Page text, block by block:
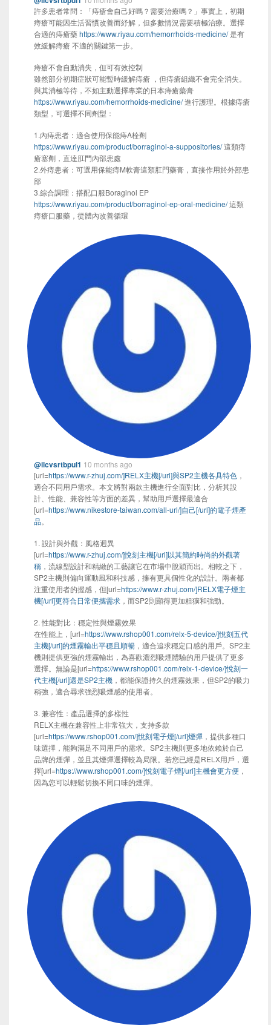
許多患者常問：「痔瘡會自己好嗎？需要治療嗎？」事實上，初期
痔瘡可能因生活習慣改善而紓解，但多數情況需要積極治療。選擇
合適的痔瘡藥https://www.riyau.com/hemorrhoids-medicine/是有
效緩解痔瘡 不適的關鍵第一步。
痔瘡不會自動消失，但可有效控制
雖然部分初期症狀可能暫時緩解痔瘡 ，但痔瘡組織不會完全消失。
與其消極等待，不如主動選擇專業的日本痔瘡藥膏
https://www.riyau.com/hemorrhoids-medicine/進行護理。根據痔瘡
類型，可選擇不同劑型：
1.內痔患者：適合使用保能痔A栓劑
https://www.riyau.com/product/borraginol-a-suppositories/這類痔
瘡塞劑，直達肛門內部患處
2.外痔患者：可選用保能痔M軟膏這類肛門藥膏，直接作用於外部患
部
3.綜合調理：搭配口服Boraginol EP
https://www.riyau.com/product/borraginol-ep-oral-medicine/這類
痔瘡口服藥，從體內改善循環
@ilcvsrtbpul1 10 months ago
[url=https://www.r-zhuj.com/]RELX主機[/url]與SP2主機各具特色 ，
適合不同用戶需求。本文將對兩款主機進行全面對比，分析其設
計、性能、兼容性等方面的差異，幫助用戶選擇最適合
[url=https://www.nikestore-taiwan.com/all-url/]自己[/url]的電子煙產
品。
1. 設計與外觀：風格迥異
[url=https://www.r-zhuj.com/]悅刻主機[/url]以其簡約時尚的外觀著
稱 ，流線型設計和精緻的工藝讓它在市場中脫穎而出。相較之下，
SP2主機則偏向運動風和科技感，擁有更具個性化的設計。兩者都
注重使用者的握感，但[url=https://www.r-zhuj.com/]RELX電子煙主
機[/url]更符合日常便攜需求 ，而SP2則顯得更加粗獷和強勁。
2. 性能對比：穩定性與煙霧效果
在性能上，[url=https://www.rshop001.com/relx-5-device/]悅刻五代
主機[/url]的煙霧輸出平穩且順暢 ，適合追求穩定口感的用戶。SP2主
機則提供更強的煙霧輸出，為喜歡濃烈吸煙體驗的用戶提供了更多
選擇。無論是[url=https://www.rshop001.com/relx-1-device/]悅刻一
代主機[/url]還是SP2主機 ，都能保證持久的煙霧效果，但SP2的吸力
稍強，適合尋求強烈吸煙感的使用者。
3. 兼容性：產品選擇的多樣性
RELX主機在兼容性上非常強大，支持多款
[url=https://www.rshop001.com/]悅刻電子煙[/url]煙彈 ，提供多種口
味選擇，能夠滿足不同用戶的需求。SP2主機則更多地依賴於自己
品牌的煙彈，並且其煙彈選擇較為局限。若您已經是RELX用戶，選
擇[url=https://www.rshop001.com/]悅刻電子煙[/url]主機會更方便 ，
因為您可以輕鬆切換不同口味的煙彈。